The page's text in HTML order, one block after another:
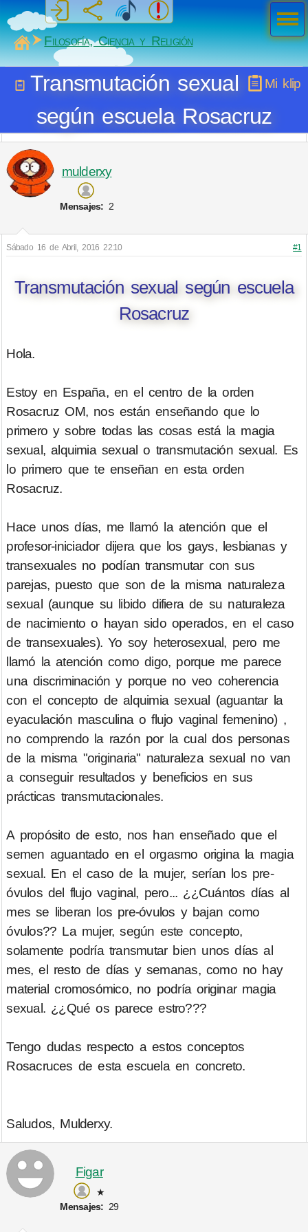
MiSabueso
Filosofía, Ciencia y Religión
Mi klip
Transmutación sexual
según escuela Rosacruz
mulderxy
Mensajes: 2
Sábado 16 de Abril, 2016 22:10 #1
Transmutación sexual según escuela
Rosacruz
Hola.
Estoy en España, en el centro de la orden
Rosacruz OM, nos están enseñando que lo
primero y sobre todas las cosas está la magia
sexual, alquimia sexual o transmutación sexual. Es
lo primero que te enseñan en esta orden
Rosacruz.
Hace unos días, me llamó la atención que el
profesor-iniciador dijera que los gays, lesbianas y
transexuales no podían transmutar con sus
parejas, puesto que son de la misma naturaleza
sexual (aunque su libido difiera de su naturaleza
de nacimiento o hayan sido operados, en el caso
de transexuales). Yo soy heterosexual, pero me
llamó la atención como digo, porque me parece
una discriminación y porque no veo coherencia
con el concepto de alquimia sexual (aguantar la
eyaculación masculina o flujo vaginal femenino) ,
no comprendo la razón por la cual dos personas
de la misma "originaria" naturaleza sexual no van
a conseguir resultados y beneficios en sus
prácticas transmutacionales.
A propósito de esto, nos han enseñado que el
semen aguantado en el orgasmo origina la magia
sexual. En el caso de la mujer, serían los pre-
óvulos del flujo vaginal, pero... ¿¿Cuántos días al
mes se liberan los pre-óvulos y bajan como
óvulos?? La mujer, según este concepto,
solamente podría transmutar bien unos días al
mes, el resto de días y semanas, como no hay
material cromosómico, no podría originar magia
sexual. ¿¿Qué os parece estro???
Tengo dudas respecto a estos conceptos
Rosacruces de esta escuela en concreto.
Saludos, Mulderxy.
Figar
★
Mensajes: 29
Men
ú